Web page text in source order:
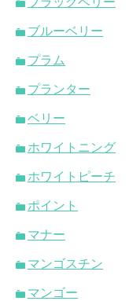
ブルーベリー
プラム
プランター
ベリー
ホワイトニング
ホワイトピーチ
ポイント
マナー
マンゴスチン
マンゴー